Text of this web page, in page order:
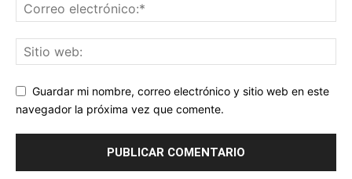
Guardar mi nombre, correo electrónico y sitio web en este
navegador la próxima vez que comente.